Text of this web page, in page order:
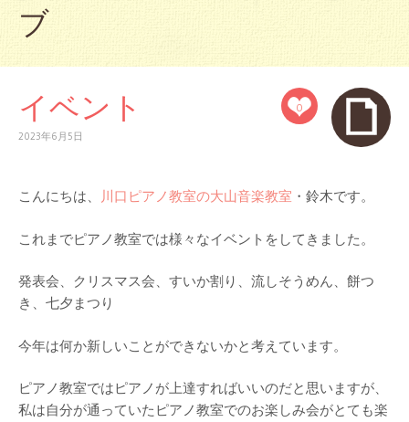
ブ
0
イベント
2023年6月5日
こんにちは、 川口ピアノ教室の大山音楽教室 ・鈴木です。
これまでピアノ教室では様々なイベントをしてきました。
発表会、クリスマス会、すいか割り、流しそうめん、餅つ
き、七夕まつり
今年は何か新しいことができないかと考えています。
ピアノ教室ではピアノが上達すればいいのだと思いますが、
私は自分が通っていたピアノ教室でのお楽しみ会がとても楽